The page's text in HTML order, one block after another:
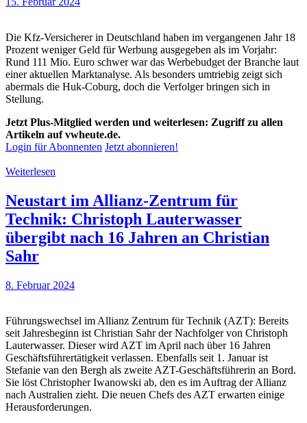
Die Kfz-Versicherer in Deutschland haben im vergangenen Jahr 18
Prozent weniger Geld für Werbung ausgegeben als im Vorjahr:
Rund 111 Mio. Euro schwer war das Werbebudget der Branche laut
einer aktuellen Marktanalyse. Als besonders umtriebig zeigt sich
abermals die Huk-Coburg, doch die Verfolger bringen sich in
Stellung.
Jetzt Plus-Mitglied werden und weiterlesen: Zugriff zu allen
Artikeln auf vwheute.de.
Login für Abonnenten Jetzt abonnieren!
Weiterlesen
Neustart im Allianz-Zentrum für
Technik: Christoph Lauterwasser
übergibt nach 16 Jahren an Christian
Sahr
8. Februar 2024
Führungswechsel im Allianz Zentrum für Technik (AZT): Bereits
seit Jahresbeginn ist Christian Sahr der Nachfolger von Christoph
Lauterwasser. Dieser wird AZT im April nach über 16 Jahren
Geschäftsführertätigkeit verlassen. Ebenfalls seit 1. Januar ist
Stefanie van den Bergh als zweite AZT-Geschäftsführerin an Bord.
Sie löst Christopher Iwanowski ab, den es im Auftrag der Allianz
nach Australien zieht. Die neuen Chefs des AZT erwarten einige
Herausforderungen.